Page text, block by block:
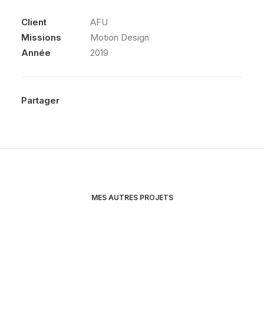
Client
AFU
Missions
Motion Design
Année
2019
Partager
MES AUTRES PROJETS